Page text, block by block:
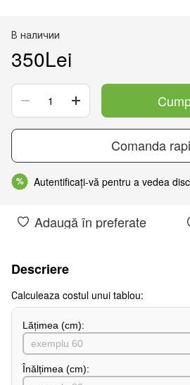
В наличии
350Lei
Comanda
% Autentificați-vă pentru a vedea
Adaugă în preferate
Descriere
Сalculeaza costul unui tablou:
Lățimea (сm):
Înălțimea (cm):